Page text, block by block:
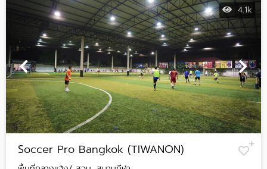
4.1k
Soccer Pro Bangkok (TIWANON)